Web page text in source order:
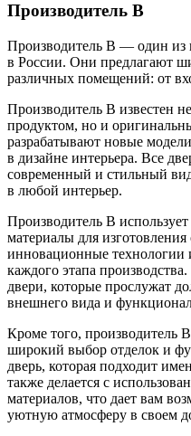
Производитель B
Производитель B — один из
в России. Они предлагают
различных помещений: от
Производитель B известен
продуктом, но и
разрабатывают новые
в дизайне интерьера. Все
современный и стильный
в любой интерьер.
Производитель B
материалы для
инновационные технологии
каждого этапа
двери, которые прослужат
внешнего вида и
Кроме того, производитель
широкий выбор отделок и
дверь, которая подходит
также делается с
материалов, что дает вам
уютную атмосферу в своем